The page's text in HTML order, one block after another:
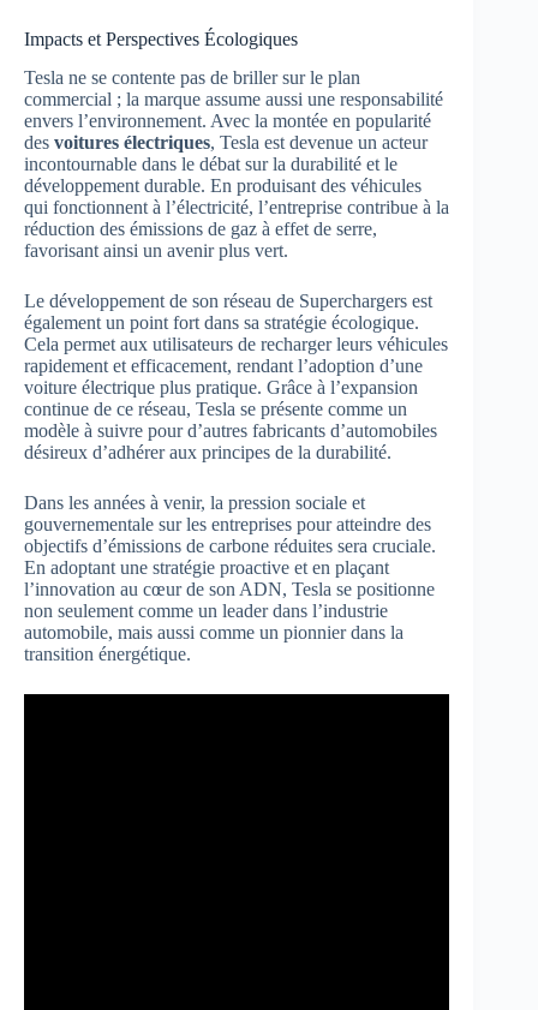
Impacts et Perspectives Écologiques
Tesla ne se contente pas de briller sur le plan
commercial ; la marque assume aussi une responsabilité
envers l’environnement. Avec la montée en popularité
des voitures électriques, Tesla est devenue un acteur
incontournable dans le débat sur la durabilité et le
développement durable. En produisant des véhicules
qui fonctionnent à l’électricité, l’entreprise contribue à la
réduction des émissions de gaz à effet de serre,
favorisant ainsi un avenir plus vert.
Le développement de son réseau de Superchargers est
également un point fort dans sa stratégie écologique.
Cela permet aux utilisateurs de recharger leurs véhicules
rapidement et efficacement, rendant l’adoption d’une
voiture électrique plus pratique. Grâce à l’expansion
continue de ce réseau, Tesla se présente comme un
modèle à suivre pour d’autres fabricants d’automobiles
désireux d’adhérer aux principes de la durabilité.
Dans les années à venir, la pression sociale et
gouvernementale sur les entreprises pour atteindre des
objectifs d’émissions de carbone réduites sera cruciale.
En adoptant une stratégie proactive et en plaçant
l’innovation au cœur de son ADN, Tesla se positionne
non seulement comme un leader dans l’industrie
automobile, mais aussi comme un pionnier dans la
transition énergétique.